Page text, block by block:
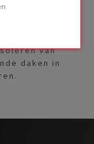
van
daken in